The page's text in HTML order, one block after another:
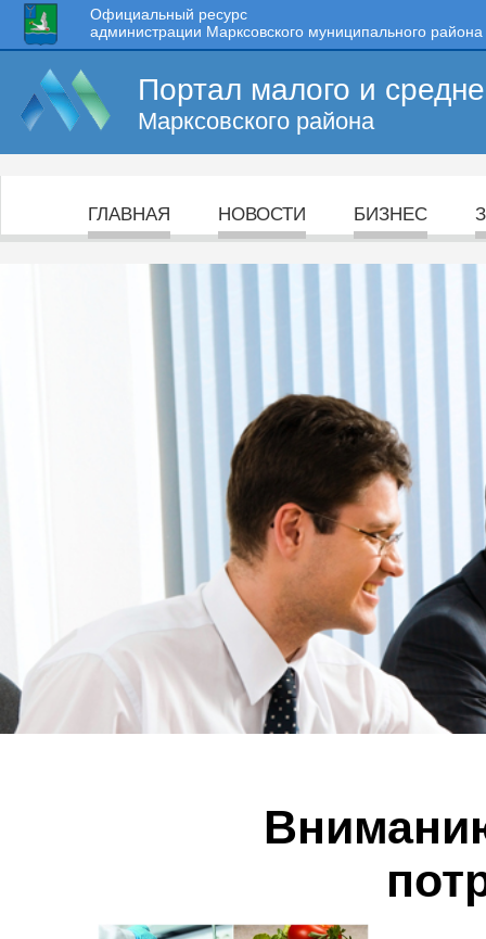
Официальный ресурс
администрации Марксовского муниципального района
Портал малого и
Марксовского района
ГЛАВНАЯ НОВОСТИ БИЗНЕС